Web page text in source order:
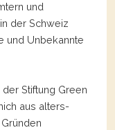
und
der Schweiz
und Unbekannte
Stiftung Green
aus alters-